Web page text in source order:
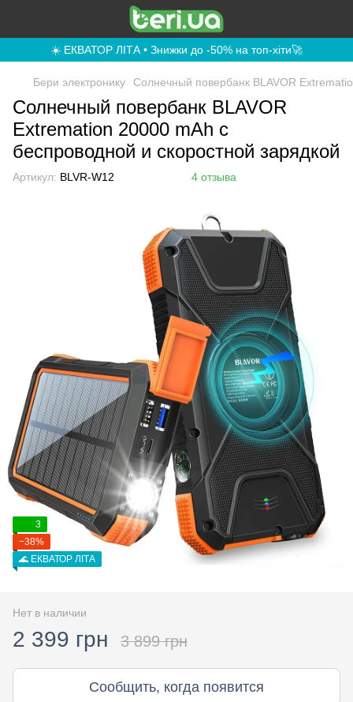
☀️ ЕКВАТОР ЛІТА • Знижки до -50% на топ-хіти🚀
Бери электронику Солнечный повербанк BLAVOR
Солнечный повербанк BLAVOR
Extremation 20000 mAh с
беспроводной и скоростной зарядкой
Артикул: BLVR-W12 4 отзыва
3
−38%
🌊 ЕКВАТОР ЛІТА
Нет в наличии
2 399 грн 3 899 грн
Сообщить, когда появится